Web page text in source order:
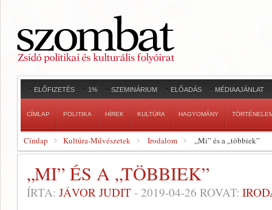
ELŐFIZETÉS 1% SZEMINÁRIUM ELŐADÁS MÉDIAAJÁNLAT
CÍMLAP POLITIKA HÍREK KULTÚRA HAGYOMÁNY
Címlap Kultúra-Művészetek Irodalom „Mi” és a „többiek”
„MI” ÉS A „TÖBBIEK”
ÍRTA: JÁVOR JUDIT - 2019-04-26 ROVAT: